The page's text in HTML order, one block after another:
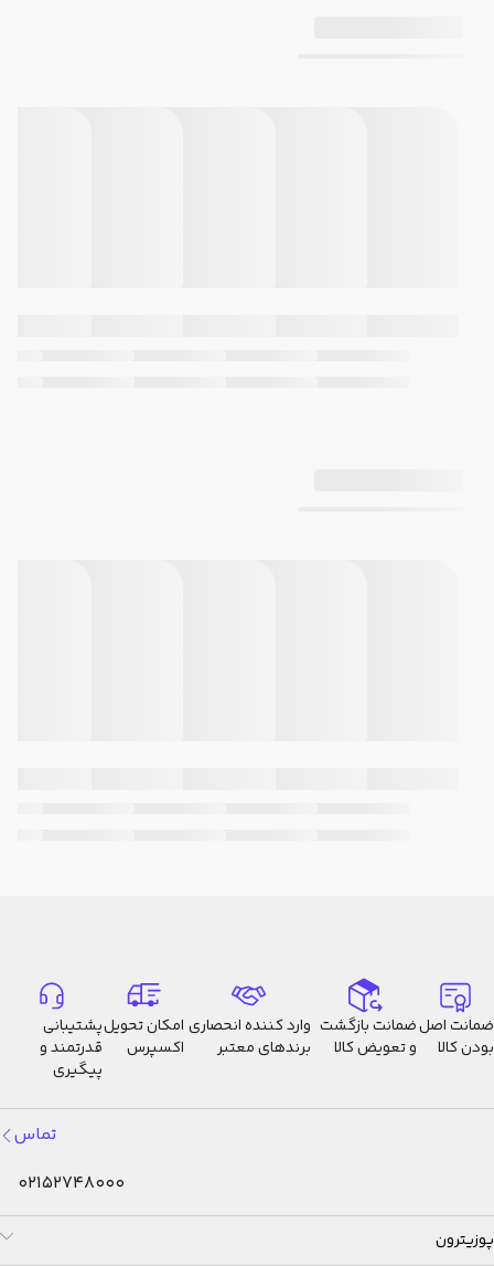
ضمانت اصل
بودن کالا
ضمانت بازگشت
و تعویض کالا
وارد کننده انحصاری
برندهای معتبر
امکان تحویل
اکسپرس
پشتیبانی
قدرتمند و
پیگیری
تماس
02152748000
پوزیترون